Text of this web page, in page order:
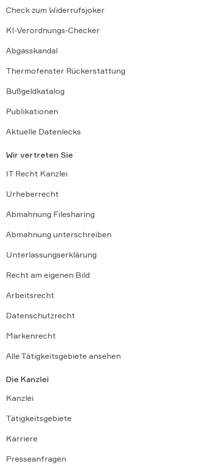
Check zum Widerrufsjoker
KI-Verordnungs-Checker
Abgasskandal
Thermofenster Rückerstattung
Bußgeldkatalog
Publikationen
Aktuelle Datenlecks
Wir vertreten Sie
IT Recht Kanzlei
Urheberrecht
Abmahnung Filesharing
Abmahnung unterschreiben
Unterlassungserklärung
Recht am eigenen Bild
Arbeitsrecht
Datenschutzrecht
Markenrecht
Alle Tätigkeitsgebiete ansehen
Die Kanzlei
Kanzlei
Tätigkeitsgebiete
Karriere
Presseanfragen